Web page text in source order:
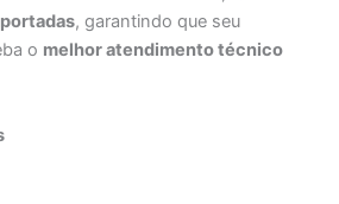
, garantindo que seu
o melhor atendimento técnico